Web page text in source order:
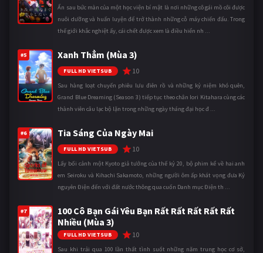
Ẩn sau bức màn của một học viện bí mật là nơi những cô gái mồ côi được
nuôi dưỡng và huấn luyện để trở thành những cỗ máy chiến đấu. Trong
thế giới khắc nghiệt ấy, cái chết được xem là điều hiển nh ...
#5 Xanh Thẳm (Mùa 3)
FULL HD VIETSUB 10
Sau hàng loạt chuyến phiêu lưu điên rồ và những kỷ niệm khó quên,
Grand Blue Dreaming (Season 3) tiếp tục theo chân Iori Kitahara cùng các
thành viên câu lạc bộ lặn trong những ngày tháng đại học đ ...
#6 Tia Sáng Của Ngày Mai
FULL HD VIETSUB 10
Lấy bối cảnh một Kyoto giả tưởng của thế kỷ 20, bộ phim kể về hai anh
em Seiroku và Kihachi Sakamoto, những người ôm ấp khát vọng đưa Kỷ
nguyên Điện đến với đất nước thông qua cuốn Danh mục Điện th ...
#7
100 Cô Bạn Gái Yêu Bạn Rất Rất Rất Rất Rất
Nhiều (Mùa 3)
FULL HD VIETSUB 10
Sau khi trải qua 100 lần thất tình suốt những năm trung học cơ sở,